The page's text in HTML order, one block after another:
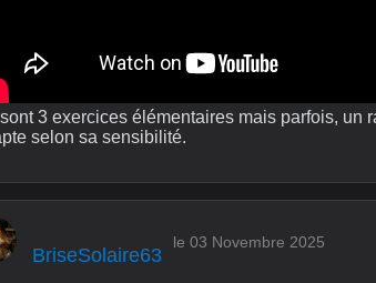
3 exercices élémentaires mais parfois, un
selon sa sensibilité.
BriseSolaire63
le 03 Novembre 2025